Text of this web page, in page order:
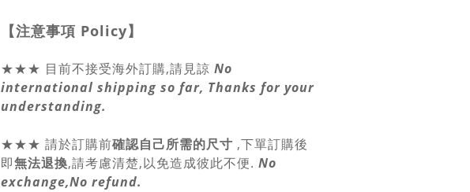
【注意事項 Policy】
★★★ 目前不接受海外訂購,請見諒 No
international shipping so far, Thanks for your
understanding.
★★★ 請於訂購前確認自己所需的尺寸 ,下單訂購後
即無法退換,請考慮清楚,以免造成彼此不便. No
exchange,No refund.